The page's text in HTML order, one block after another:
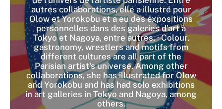
autres collaborations, elle a illustré pour
Olow et Yorokobu et a eu des expositions
personnelles dans des galeries d'art à
Tokyo et Nagoya, entre autres. · Colour,
gastronomy, wrestlers and motifs from
different cultures are all part of the
Parisian artist's universe. Among other
collaborations, she has illustrated for Olow
and Yorokobu and has had solo exhibitions
in art galleries in Tokyo and Nagoya, among
others.